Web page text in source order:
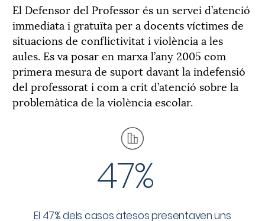
El Defensor del Professor és un servei d’atenció
immediata i gratuïta per a docents víctimes de
situacions de conflictivitat i violència a les
aules. Es va posar en marxa l’any 2005 com
primera mesura de suport davant la indefensió
del professorat i com a crit d’atenció sobre la
problemàtica de la violència escolar.
47%
El 47% dels casos atesos presentaven uns